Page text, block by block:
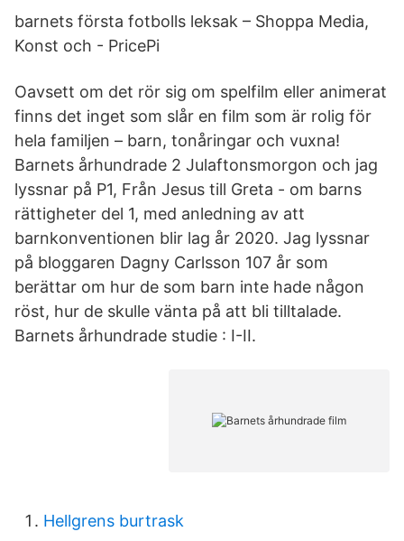
barnets första fotbolls leksak – Shoppa Media,
Konst och - PricePi
Oavsett om det rör sig om spelfilm eller animerat
finns det inget som slår en film som är rolig för
hela familjen – barn, tonåringar och vuxna!
Barnets århundrade 2 Julaftonsmorgon och jag
lyssnar på P1, Från Jesus till Greta - om barns
rättigheter del 1, med anledning av att
barnkonventionen blir lag år 2020. Jag lyssnar
på bloggaren Dagny Carlsson 107 år som
berättar om hur de som barn inte hade någon
röst, hur de skulle vänta på att bli tilltalade.
Barnets århundrade studie : I-II.
Hellgrens burtrask